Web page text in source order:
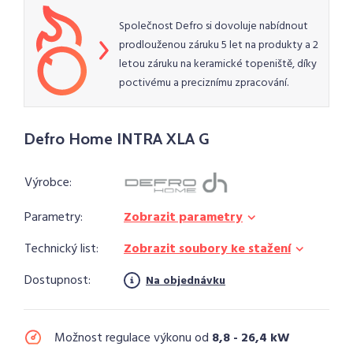
Společnost Defro si dovoluje nabídnout
prodlouženou záruku 5 let na produkty a 2
letou záruku na keramické topeniště, díky
poctivému a preciznímu zpracování.
Defro Home INTRA XLA G
Výrobce:
Parametry:
Zobrazit parametry
Technický list:
Zobrazit soubory ke stažení
Dostupnost:
Na objednávku
Možnost regulace výkonu od 8,8 - 26,4 kW